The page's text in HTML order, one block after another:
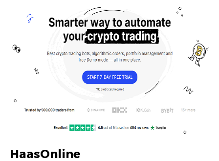
HaasOnline